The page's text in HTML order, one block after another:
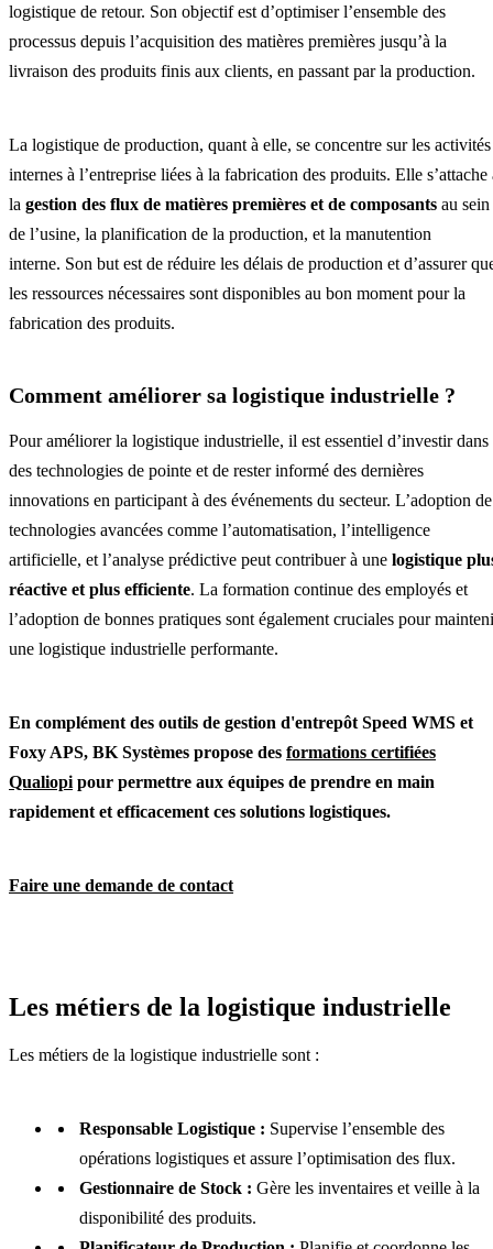
logistique de retour. Son objectif est d’optimiser l’ensemble des
processus depuis l’acquisition des matières premières jusqu’à la
livraison des produits finis aux clients, en passant par la production.
La logistique de production, quant à elle, se concentre sur les activités
internes à l’entreprise liées à la fabrication des produits. Elle s’attache
la gestion des flux de matières premières et de composants au sein
de l’usine, la planification de la production, et la manutention
interne. Son but est de réduire les délais de production et d’assurer
les ressources nécessaires sont disponibles au bon moment pour la
fabrication des produits.
Comment améliorer sa logistique industrielle ?
Pour améliorer la logistique industrielle, il est essentiel d’investir dans
des technologies de pointe et de rester informé des dernières
innovations en participant à des événements du secteur. L’adoption de
technologies avancées comme l’automatisation, l’intelligence
artificielle, et l’analyse prédictive peut contribuer à une logistique
réactive et plus efficiente. La formation continue des employés et
l’adoption de bonnes pratiques sont également cruciales pour
une logistique industrielle performante.
En complément des outils de gestion d'entrepôt Speed WMS et
Foxy APS, BK Systèmes propose des formations certifiées
Qualiopi pour permettre aux équipes de prendre en main
rapidement et efficacement ces solutions logistiques.
Faire une demande de contact
Les métiers de la logistique industrielle
Les métiers de la logistique industrielle sont :
Responsable Logistique : Supervise l’ensemble des
opérations logistiques et assure l’optimisation des flux.
Gestionnaire de Stock : Gère les inventaires et veille à la
disponibilité des produits.